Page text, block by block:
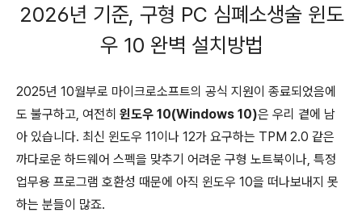
2026년 기준, 구형 PC 심폐소생술 윈도
우 10 완벽 설치방법
2025년 10월부로 마이크로소프트의 공식 지원이 종료되었음에
도 불구하고, 여전히 윈도우 10(Windows 10)은 우리 곁에 남
아 있습니다. 최신 윈도우 11이나 12가 요구하는 TPM 2.0 같은
까다로운 하드웨어 스펙을 맞추기 어려운 구형 노트북이나, 특정
업무용 프로그램 호환성 때문에 아직 윈도우 10을 떠나보내지 못
하는 분들이 많죠.